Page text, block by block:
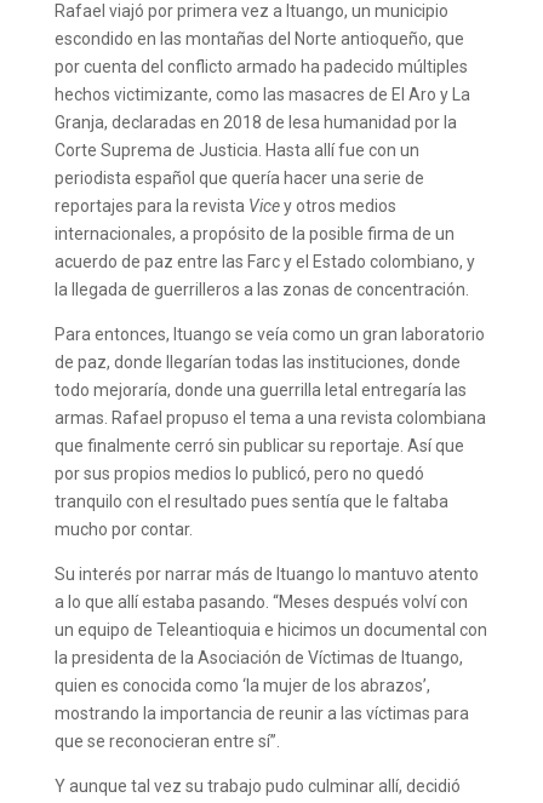
Rafael viajó por primera vez a Ituango, un municipio
escondido en las montañas del Norte antioqueño, que
por cuenta del conflicto armado ha padecido múltiples
hechos victimizante, como las masacres de El Aro y La
Granja, declaradas en 2018 de lesa humanidad por la
Corte Suprema de Justicia. Hasta allí fue con un
periodista español que quería hacer una serie de
reportajes para la revista Vicey otros medios
internacionales, a propósito de la posible firma de un
acuerdo de paz entre las Farc y el Estado colombiano, y
la llegada de guerrilleros a las zonas de concentración.
Para entonces, Ituango se veía como un gran laboratorio
de paz, donde llegarían todas las instituciones, donde
todo mejoraría, donde una guerrilla letal entregaría las
armas. Rafael propuso el tema a una revista colombiana
que finalmente cerró sin publicar su reportaje. Así que
por sus propios medios lo publicó, pero no quedó
tranquilo con el resultado pues sentía que le faltaba
mucho por contar.
Su interés por narrar más de Ituango lo mantuvo atento
a lo que allí estaba pasando. “Meses después volví con
un equipo de Teleantioquia e hicimos un documental con
la presidenta de la Asociación de Víctimas de Ituango,
quien es conocida como ‘la mujer de los abrazos’,
mostrando la importancia de reunir a las víctimas para
que se reconocieran entre sí”.
Y aunque tal vez su trabajo pudo culminar allí, decidió